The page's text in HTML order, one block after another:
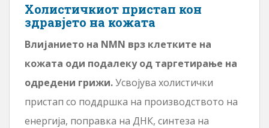
Холистичкиот пристап кон
здравјето на кожата
Влијанието на NMN врз клетките на
кожата оди подалеку од таргетирање на
одредени грижи.Усвојува холистички
пристап со поддршка на производството на
енергија, поправка на ДНК, синтеза на